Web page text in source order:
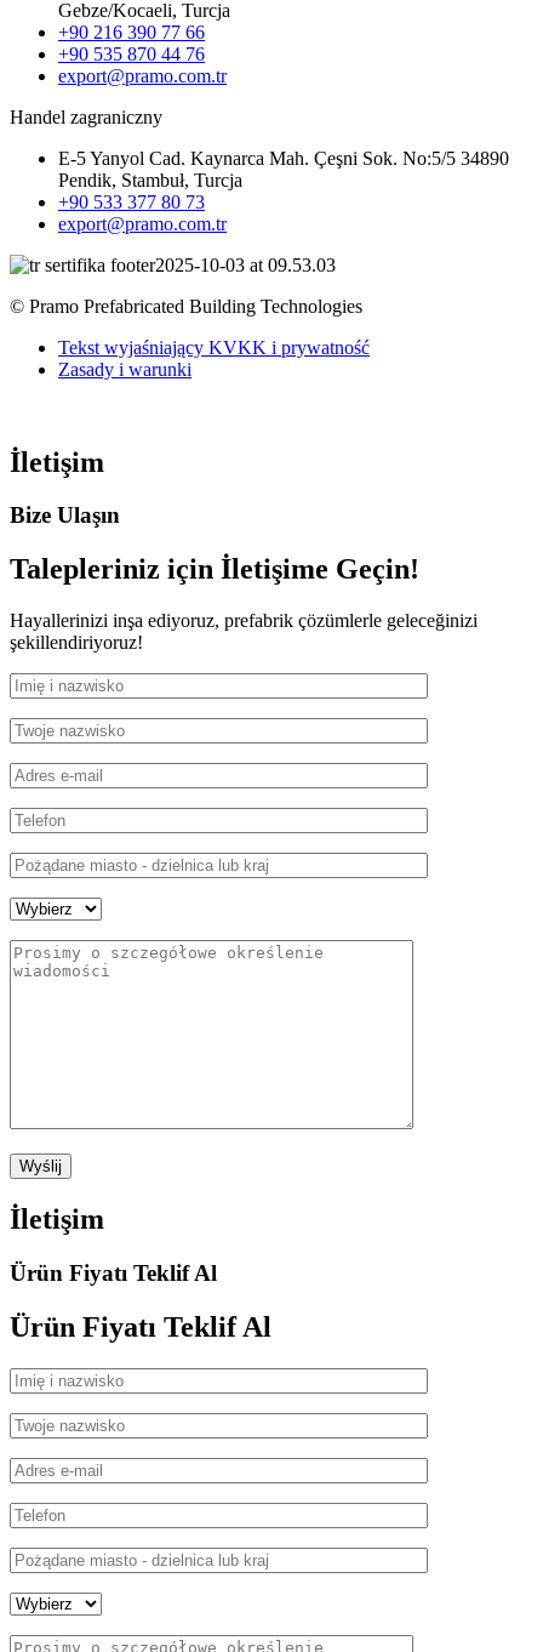
Gebze/Kocaeli, Turcja
+90 216 390 77 66
+90 535 870 44 76
export@pramo.com.tr
Handel zagraniczny
E-5 Yanyol Cad. Kaynarca Mah. Çeşni Sok. No:5/5 34890
Pendik, Stambuł, Turcja
+90 533 377 80 73
export@pramo.com.tr
© Pramo Prefabricated Building Technologies
Tekst wyjaśniający KVKK i prywatność
Zasady i warunki
İletişim
Bize Ulaşın
Talepleriniz için İletişime Geçin!
Hayallerinizi inşa ediyoruz, prefabrik çözümlerle geleceğinizi
şekillendiriyoruz!
İletişim
Ürün Fiyatı Teklif Al
Ürün Fiyatı Teklif Al